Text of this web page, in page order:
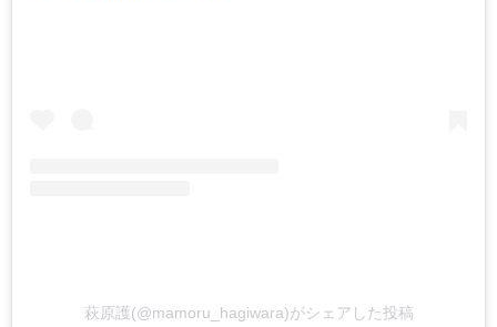
萩原護(@mamoru_hagiwara)がシェアした投稿